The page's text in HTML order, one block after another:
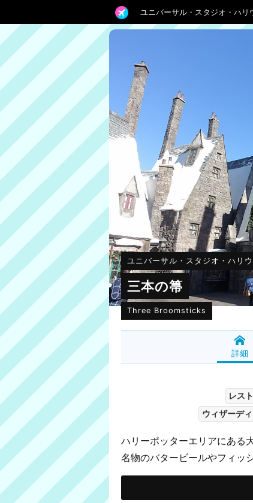
ユニバーサル・スタジオ・ハリ
ユニバーサル・スタジオ・ハリ
三本の箒
Three Broomsticks
詳細
レス
ウィザーデ
ハリーポッターエリアにある
名物のバタービールやフィッ